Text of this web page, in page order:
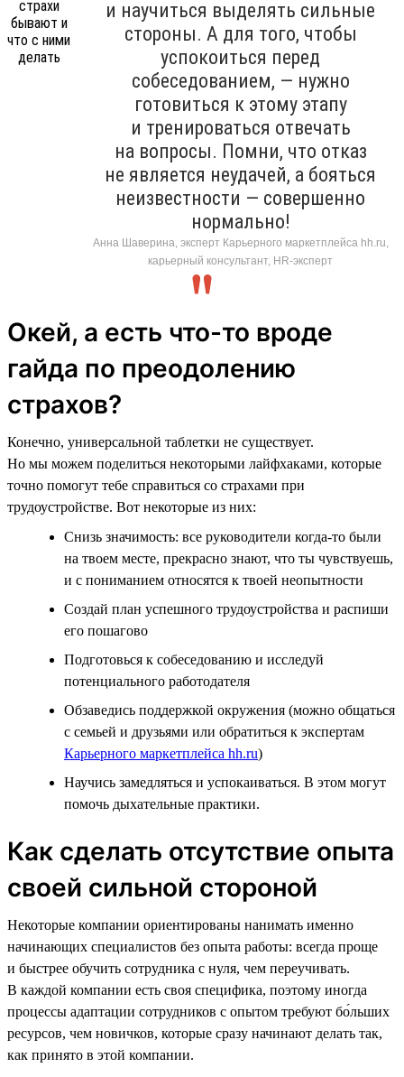
и научиться выделять сильные
стороны. А для того, чтобы
успокоиться перед
собеседованием, — нужно
готовиться к этому этапу
и тренироваться отвечать
на вопросы. Помни, что отказ
не является неудачей, а бояться
неизвестности — совершенно
нормально!
Анна Шаверина, эксперт Карьерного маркетплейса hh.ru,
карьерный консультант, HR-эксперт
Окей, а есть что-то вроде
гайда по преодолению
страхов?
Конечно, универсальной таблетки не существует.
Но мы можем поделиться некоторыми лайфхаками, которые
точно помогут тебе справиться со страхами при
трудоустройстве. Вот некоторые из них:
Снизь значимость: все руководители когда-то были
на твоем месте, прекрасно знают, что ты чувствуешь,
и с пониманием относятся к твоей неопытности
Создай план успешного трудоустройства и распиши
его пошагово
Подготовься к собеседованию и исследуй
потенциального работодателя
Обзаведись поддержкой окружения (можно общаться
с семьей и друзьями или обратиться к экспертам
Карьерного маркетплейса hh.ru)
Научись замедляться и успокаиваться. В этом могут
помочь дыхательные практики.
Как сделать отсутствие опыта
своей сильной стороной
Некоторые компании ориентированы нанимать именно
начинающих специалистов без опыта работы: всегда проще
и быстрее обучить сотрудника с нуля, чем переучивать.
В каждой компании есть своя специфика, поэтому иногда
процессы адаптации сотрудников с опытом требуют бо́льших
ресурсов, чем новичков, которые сразу начинают делать так,
как принято в этой компании.